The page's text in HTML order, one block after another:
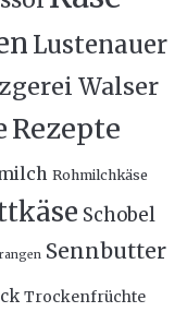
Lustenauer
Walser
Rezepte
Rohmilchkäse
Schobel
Sennbutter
Trockenfrüchte